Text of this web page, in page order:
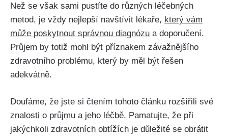
Než se však sami pustíte do různých ​léčebných
metod, ⁣je vždy nejlepší navštívit lékaře, který vám
může poskytnout správnou diagnózu a doporučení.
Průjem by totiž mohl být příznakem závažnějšího
zdravotního problému, který by měl být ⁤řešen
adekvátně.
Doufáme, že jste si čtením tohoto článku rozšířili své
znalosti o průjmu a jeho léčbě. Pamatujte, že při
jakýchkoli zdravotních⁤ obtížích je důležité se obrátit